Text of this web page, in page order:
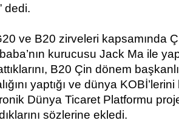
dedi.
ve B20 zirveleri kapsamında
kurucusu Jack Ma ile
B20 Çin dönem
yaptığı ve dünya
Dünya Ticaret Platformu
sözlerine ekledi.